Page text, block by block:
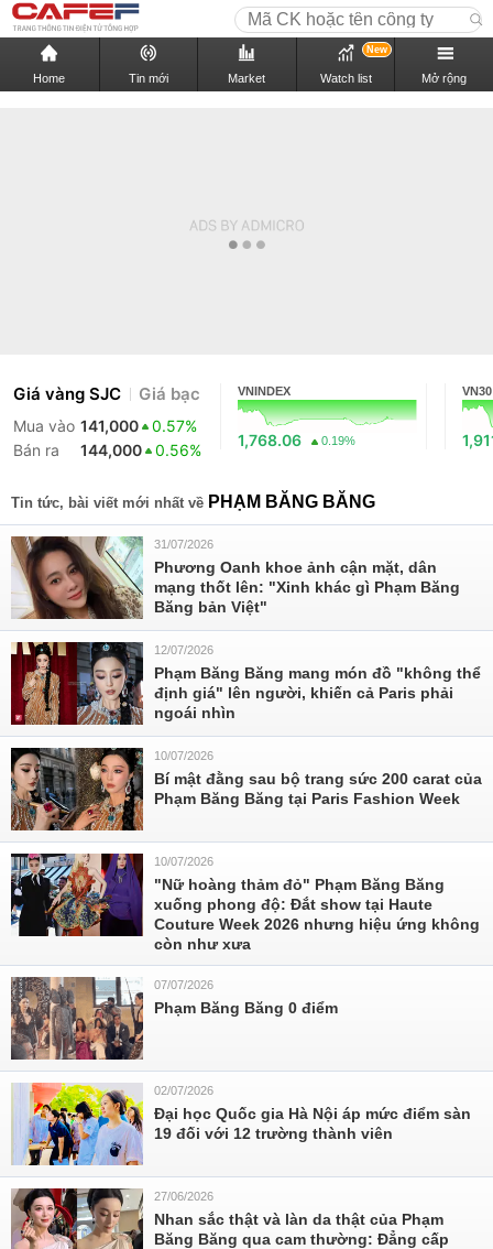
Home Tin mới Market Watch list
New
Mở rộng
Giá vàng SJC Giá bạc
Mua vào 141,000
0.57%
Bán ra
144,000 0.56%
VNINDEX
1,768.06 0.19%
VN30
Tin tức, bài viết mới nhất về PHẠM BĂNG BĂNG
31/07/2026
Phương Oanh khoe ảnh cận mặt, dân
mạng thốt lên: "Xinh khác gì Phạm Băng
Băng bản Việt"
12/07/2026
Phạm Băng Băng mang món đồ "không thể
định giá" lên người, khiến cả Paris phải
ngoái nhìn
10/07/2026
Bí mật đằng sau bộ trang sức 200 carat của
Phạm Băng Băng tại Paris Fashion Week
10/07/2026
"Nữ hoàng thảm đỏ" Phạm Băng Băng
xuống phong độ: Đắt show tại Haute
Couture Week 2026 nhưng hiệu ứng không
còn như xưa
07/07/2026
Phạm Băng Băng 0 điểm
02/07/2026
Đại học Quốc gia Hà Nội áp mức điểm sàn
19 đối với 12 trường thành viên
27/06/2026
Nhan sắc thật và làn da thật của Phạm
Băng Băng qua cam thường: Đẳng cấp